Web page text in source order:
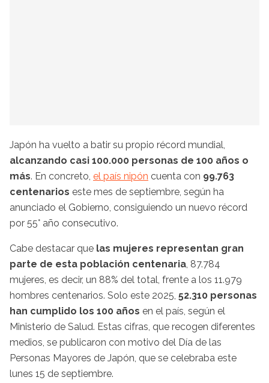
Japón ha vuelto a batir su propio récord mundial,
alcanzando casi 100.000 personas de 100 años o
más. En concreto, el país nipón cuenta con 99.763
centenarios este mes de septiembre, según ha
anunciado el Gobierno, consiguiendo un nuevo récord
por 55° año consecutivo.
Cabe destacar que las mujeres representan gran
parte de esta población centenaria, 87.784
mujeres, es decir, un 88% del total, frente a los 11.979
hombres centenarios. Solo este 2025, 52.310 personas
han cumplido los 100 años en el país, según el
Ministerio de Salud. Estas cifras, que recogen diferentes
medios, se publicaron con motivo del Día de las
Personas Mayores de Japón, que se celebraba este
lunes 15 de septiembre.